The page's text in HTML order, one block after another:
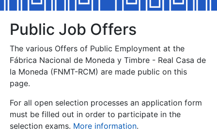
Show/Hide
Show/Hide
Show/Hide
Public Job Offers
The various Offers of Public Employment at the
Fábrica Nacional de Moneda y Timbre - Real Casa de
la Moneda (FNMT-RCM) are made public on this
page.
For all open selection processes an application form
must be filled out in order to participate in the
selection exams. More information.